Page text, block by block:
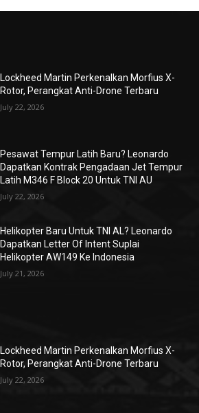
Lockheed Martin Perkenalkan Morfius X-
Rotor, Perangkat Anti-Drone Terbaru
July 22, 2026
Pesawat Tempur Latih Baru? Leonardo
Dapatkan Kontrak Pengadaan Jet Tempur
Latih M346 F Block 20 Untuk TNI AU
July 22, 2026
Helikopter Baru Untuk TNI AL? Leonardo
Dapatkan Letter Of Intent Suplai
Helikopter AW149 Ke Indonesia
July 21, 2026
Lockheed Martin Perkenalkan Morfius X-
Rotor, Perangkat Anti-Drone Terbaru
July 22, 2026